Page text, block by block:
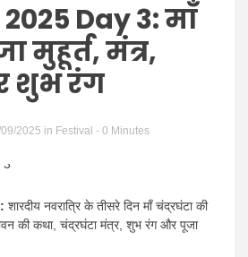
Day 3: माँ
मुहूर्त, मंत्र,
शुभ रंग
2025 in Festival - 0 Minutes
शारदीय नवरात्रि के तीसरे दिन माँ चंद्रघंटा की
की कथा, चंद्रघंटा मंत्र, शुभ रंग और पूजा